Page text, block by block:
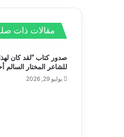
مقالات ذات
صدور كتاب “لقد كان
للشاعر المختار السالم
يوليو 29, 2026